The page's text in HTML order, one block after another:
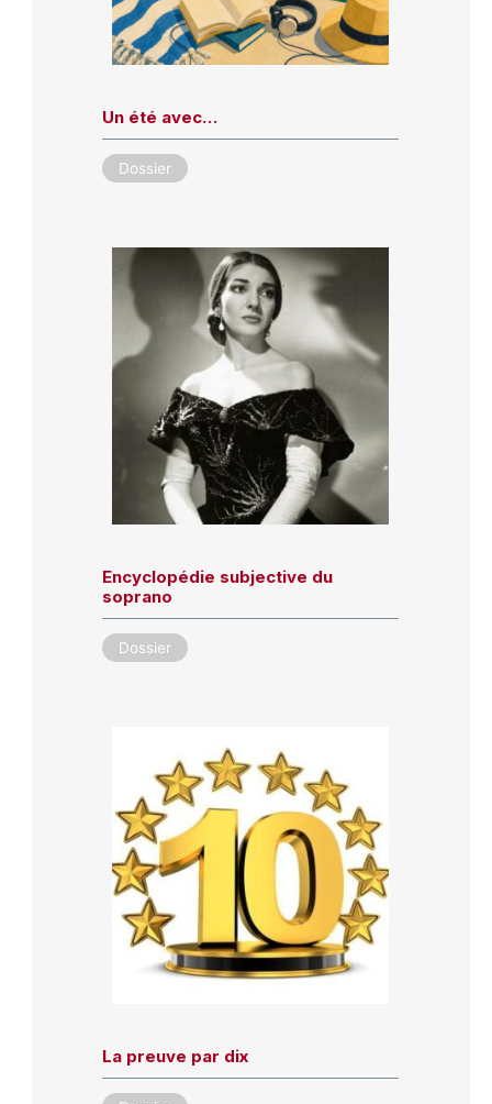
Un été avec…
Dossier
Encyclopédie subjective du
soprano
Dossier
La preuve par dix